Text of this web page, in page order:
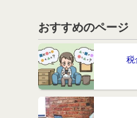
おすすめのページ
税